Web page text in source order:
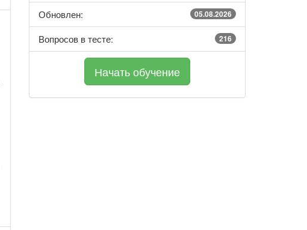
Обновлен: 05.08.2026
Вопросов в тесте: 216